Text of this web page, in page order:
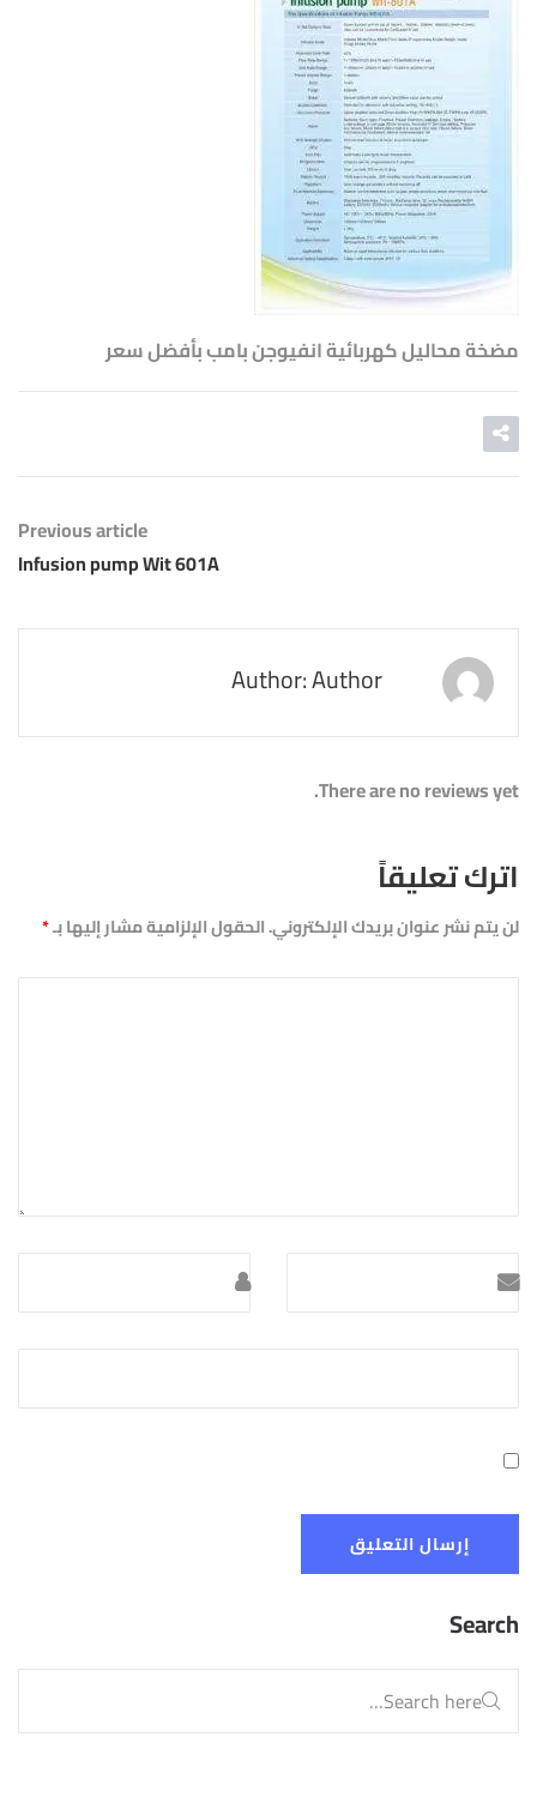
مضخة محاليل كهربائية انفيوجن بامب بأفضل سعر
Previous article
Infusion pump Wit 601A
Author: Author
There are no reviews yet.
اترك تعليقاً
لن يتم نشر عنوان بريدك الإلكتروني.الحقول الإلزامية مشار إليها بـ*
Search